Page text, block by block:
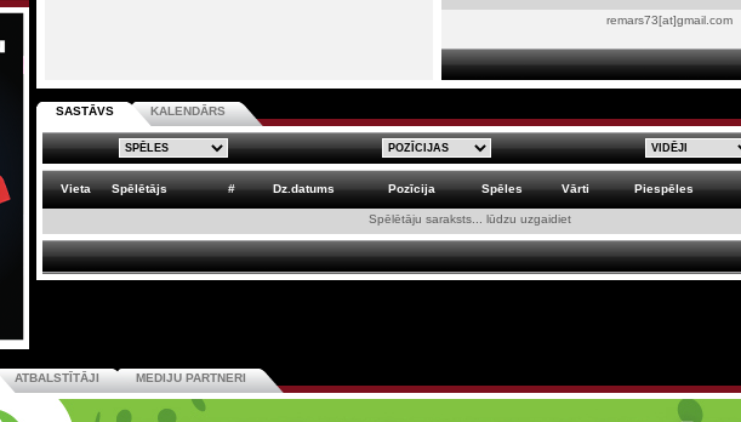
remars73[at]gmail.com
SASTĀVS KALENDĀRS
Vieta Spēlētājs # Dz.datums Pozīcija Spēles Vārti Piespēles
Spēlētāju saraksts... lūdzu uzgaidiet
ATBALSTĪTĀJI MEDIJU PARTNERI